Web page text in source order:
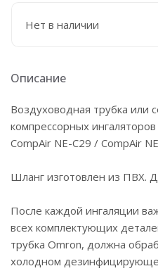
Нет в наличии
Описание
Воздуховодная трубка или
компрессорных
CompAir NE-C29 / CompAir
Шланг изготовлен из ПВХ.
После каждой ингаляции
всех комплектующих
трубка Omron, должна
холодном